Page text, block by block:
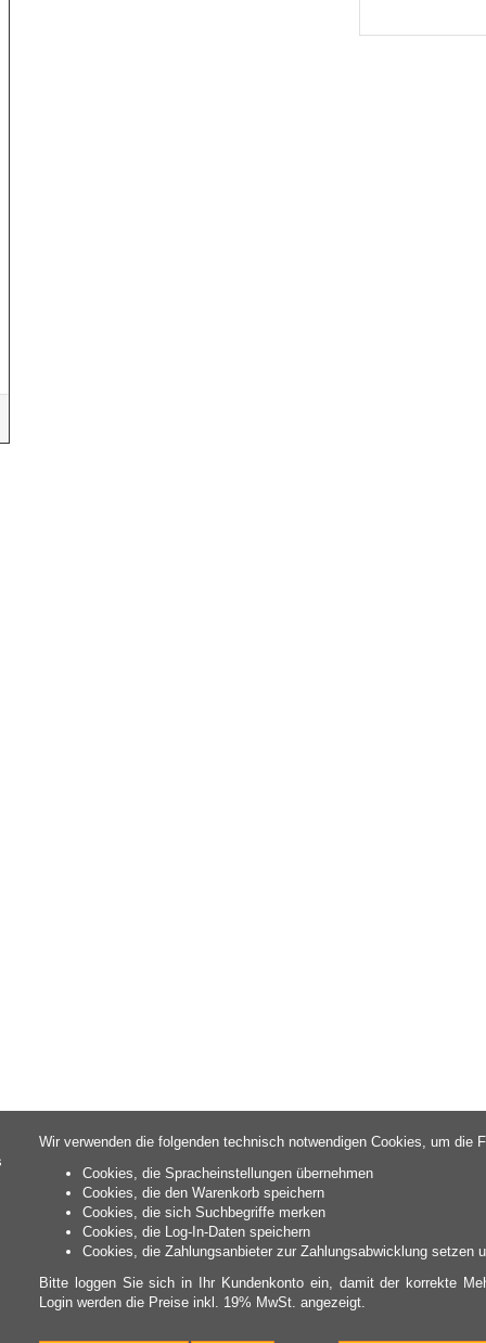
Wir verwenden die folgenden technisch notwendigen Cookies, um die
Cookies, die Spracheinstellungen übernehmen
Cookies, die den Warenkorb speichern
Cookies, die sich Suchbegriffe merken
Cookies, die Log-In-Daten speichern
Cookies, die Zahlungsanbieter zur Zahlungsabwicklung setzen
Bitte loggen Sie sich in Ihr Kundenkonto ein, damit der korrekte
Login werden die Preise inkl. 19% MwSt. angezeigt.